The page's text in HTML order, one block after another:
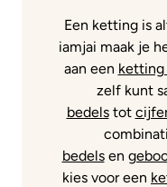
Een ketting is
iamjai maak je
aan een ketting
zelf kunt
bedelstot
bedelsen
kies voor een